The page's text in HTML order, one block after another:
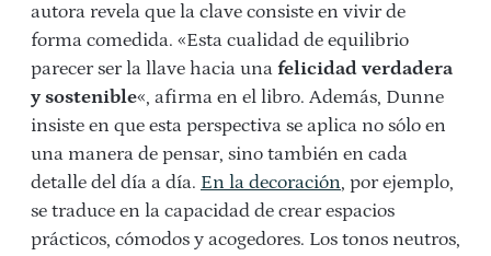
autora revela que la clave consiste en vivir de
forma comedida. «Esta cualidad de equilibrio
parecer ser la llave hacia una felicidad verdadera
y sostenible«, afirma en el libro. Además, Dunne
insiste en que esta perspectiva se aplica no sólo en
una manera de pensar, sino también en cada
detalle del día a día. En la decoración, por ejemplo,
se traduce en la capacidad de crear espacios
prácticos, cómodos y acogedores. Los tonos neutros,